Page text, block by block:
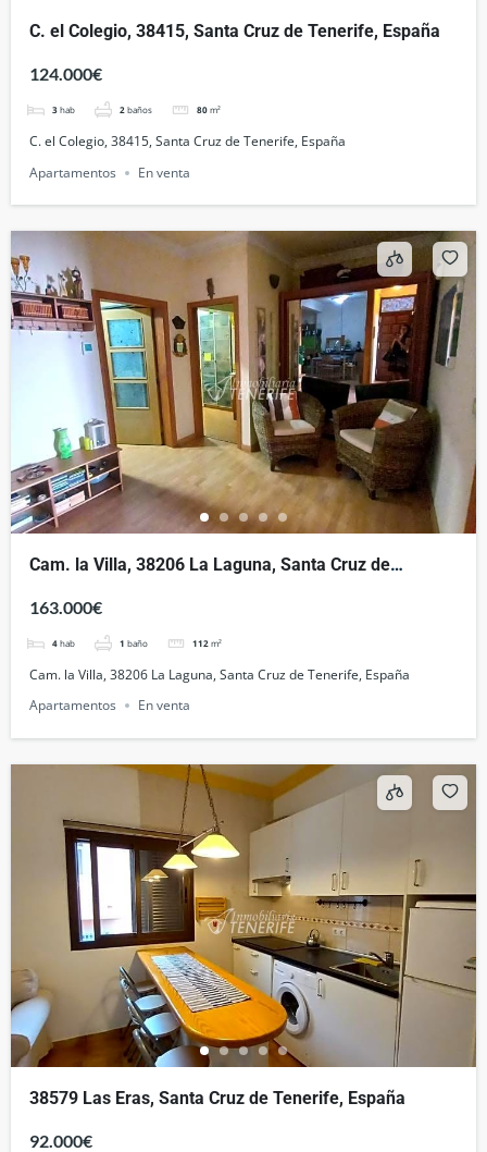
C. el Colegio, 38415, Santa Cruz de Tenerife, España
124.000€
3 hab 2 baños 80 m²
C. el Colegio, 38415, Santa Cruz de Tenerife, España
Apartamentos
En venta
Cam. la Villa, 38206 La Laguna, Santa Cruz de
163.000€
4 hab 1 baño 112 m²
Cam. la Villa, 38206 La Laguna, Santa Cruz de Tenerife, España
Apartamentos
En venta
38579 Las Eras, Santa Cruz de Tenerife, España
92.000€